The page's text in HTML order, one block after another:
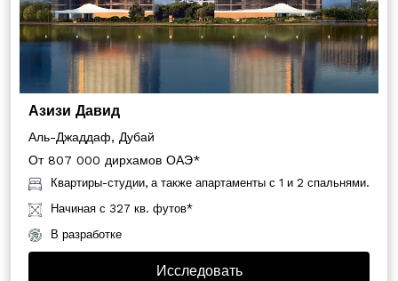
Азизи Давид
Аль-Джаддаф, Дубай
От 807 000 дирхамов ОАЭ*
Квартиры-студии, а также апартаменты с 1 и 2 спальнями.
Начиная с 327 кв. футов*
В разработке
Исследовать
Свяжитесь С Нами